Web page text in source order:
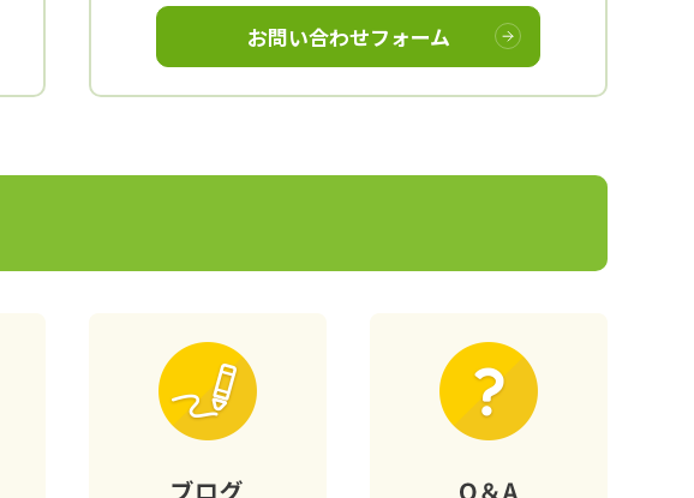
お問い合わせフォーム